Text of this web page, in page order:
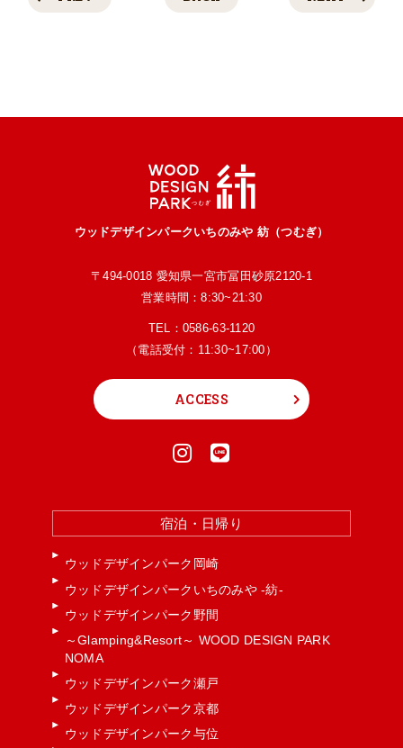
ウッドデザインパークいちのみや 紡（つむぎ）
〒494-0018 愛知県一宮市冨田砂原2120-1
営業時間：8:30~21:30
TEL： 0586-63-1120
（電話受付：11:30~17:00）
ACCESS
宿泊・日帰り
ウッドデザインパーク岡崎
ウッドデザインパークいちのみや -紡-
ウッドデザインパーク野間
～Glamping&Resort～ WOOD DESIGN PARK
NOMA
ウッドデザインパーク瀬戸
ウッドデザインパーク京都
ウッドデザインパーク与位